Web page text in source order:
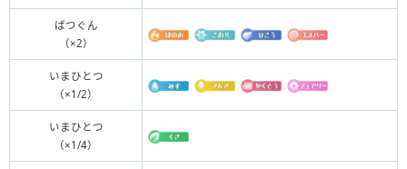
ばつぐん
（×2）
いまひとつ
（×1/2）
いまひとつ
（×1/4）